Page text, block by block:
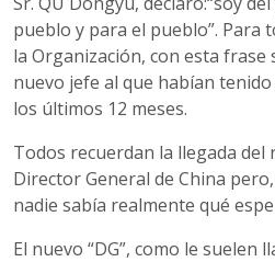
pueblo y para el pueblo”. Para
la Organización, con esta frase
nuevo jefe al que habían
los últimos 12 meses.
Todos recuerdan la llegada del
Director General de China
nadie sabía realmente qué
El nuevo “DG”, como le suelen